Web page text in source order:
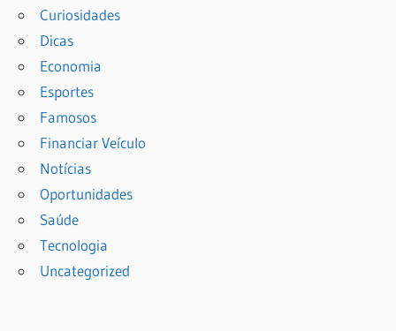
Curiosidades
Dicas
Economia
Esportes
Famosos
Financiar Veículo
Notícias
Oportunidades
Saúde
Tecnologia
Uncategorized